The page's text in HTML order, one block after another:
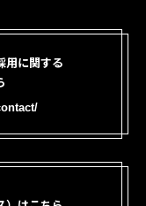
用に関する